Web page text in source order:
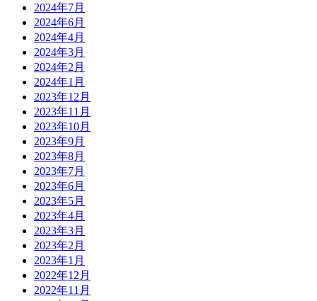
2024年7月
2024年6月
2024年4月
2024年3月
2024年2月
2024年1月
2023年12月
2023年11月
2023年10月
2023年9月
2023年8月
2023年7月
2023年6月
2023年5月
2023年4月
2023年3月
2023年2月
2023年1月
2022年12月
2022年11月